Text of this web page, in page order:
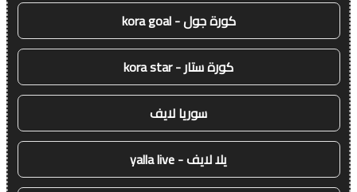
كورة جول - kora goal
كورة ستار - kora star
سوريا لايف
يلا لايف - yalla live